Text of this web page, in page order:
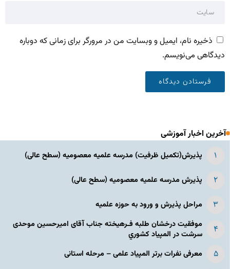
ذخیره نام، ایمیل و وبسایت من در مرورگر برای زمانی که دوباره
دیدگاهی می‌نویسم.
آخرین اخبار آموزشی
پذیرش(تکمیل ظرفیت) مدرسه علمیه معصومیه‌ (سطح عالی)
پذیرش مدرسه علمیه معصومیه‌ (سطح عالی)
مراحل پذیرش و ورود به حوزه علمیه
موفقیت درخشان طلبه فـرهیخته جناب آقای امیرحسین موحدی
سرشت در المپياد كشوري
معرفی نفرات برتر المپیاد علمی – مرحله استانی